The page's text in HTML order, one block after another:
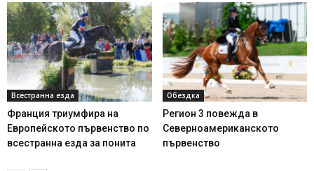
Всестранна езда
Франция триумфира на
Европейското първенство по
всестранна езда за понита
Обездка
Регион 3 повежда в
Северноамериканското
първенство